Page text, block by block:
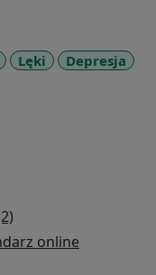
Lęki
Depresja
online